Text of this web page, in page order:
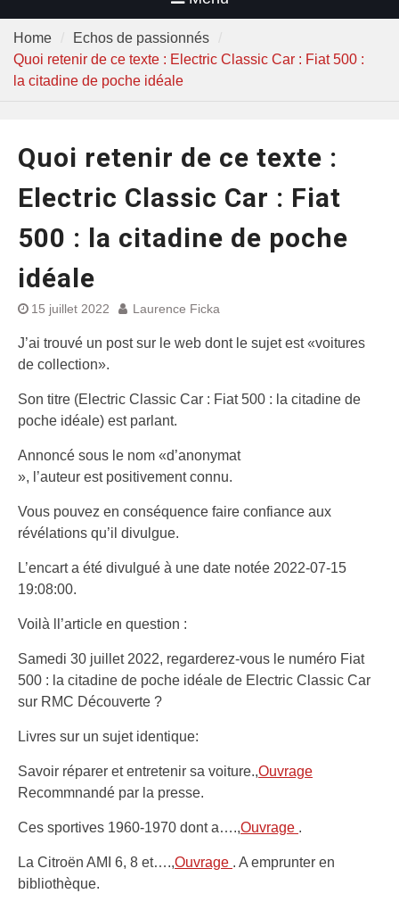
Home
Echos de passionnés
Quoi retenir de ce texte : Electric Classic Car : Fiat 500 :
la citadine de poche idéale
Quoi retenir de ce texte :
Electric Classic Car : Fiat
500 : la citadine de poche
idéale
15 juillet 2022 Laurence Ficka
J’ai trouvé un post sur le web dont le sujet est «voitures
de collection».
Son titre (Electric Classic Car : Fiat 500 : la citadine de
poche idéale) est parlant.
Annoncé sous le nom «d’anonymat
», l’auteur est positivement connu.
Vous pouvez en conséquence faire confiance aux
révélations qu’il divulgue.
L’encart a été divulgué à une date notée 2022-07-15
19:08:00.
Voilà ll’article en question :
Samedi 30 juillet 2022, regarderez-vous le numéro Fiat
500 : la citadine de poche idéale de Electric Classic Car
sur RMC Découverte ?
Livres sur un sujet identique:
Savoir réparer et entretenir sa voiture.,Ouvrage
Recommnandé par la presse.
Ces sportives 1960-1970 dont a….,Ouvrage .
La Citroën AMI 6, 8 et….,Ouvrage . A emprunter en
bibliothèque.